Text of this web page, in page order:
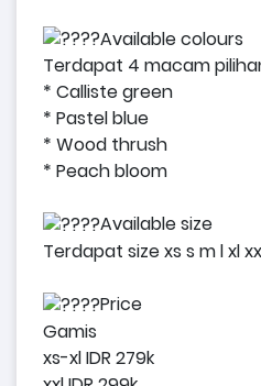
Available colours
Terdapat 4 macam
* Calliste green
* Pastel blue
* Wood thrush
* Peach bloom
Available size
Terdapat size xs s m l xl
Price
Gamis
xs-xl IDR 279k